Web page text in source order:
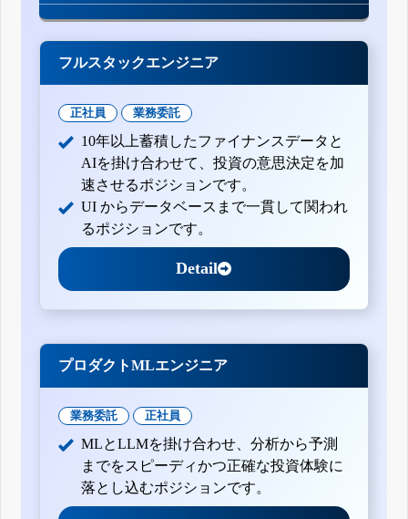
フルスタックエンジニア
正社員 業務委託
10年以上蓄積したファイナンスデータと
AIを掛け合わせて、投資の意思決定を加
速させるポジションです。
UI からデータベースまで一貫して関われ
るポジションです。
Detail
プロダクトMLエンジニア
業務委託 正社員
MLとLLMを掛け合わせ、分析から予測
までをスピーディかつ正確な投資体験に
落とし込むポジションです。